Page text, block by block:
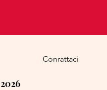
Conrattaci
2026